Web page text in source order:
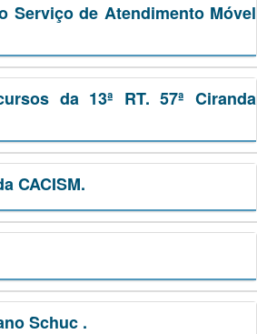
Serviço de Atendimento Móvel
da 13ª RT. 57ª Ciranda
CACISM.
Schuc .